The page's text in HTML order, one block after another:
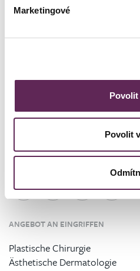
Marketingové
Povolit
Povolit
Lenka Černická Špálová
ANGEBOT AN EINGRIFFEN
Plastische Chirurgie
Ästhetische Dermatologie